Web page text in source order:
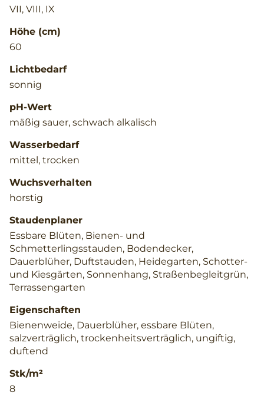
VII, VIII, IX
Höhe (cm)
60
Lichtbedarf
sonnig
pH-Wert
mäßig sauer, schwach alkalisch
Wasserbedarf
mittel, trocken
Wuchsverhalten
horstig
Staudenplaner
Essbare Blüten, Bienen- und
Schmetterlingsstauden, Bodendecker,
Dauerblüher, Duftstauden, Heidegarten, Schotter-
und Kiesgärten, Sonnenhang, Straßenbegleitgrün,
Terrassengarten
Eigenschaften
Bienenweide, Dauerblüher, essbare Blüten,
salzverträglich, trockenheitsverträglich, ungiftig,
duftend
Stk/m²
8